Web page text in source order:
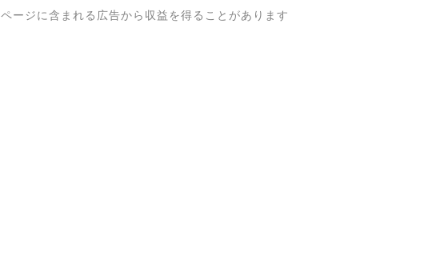
ページに含まれる広告から収益を得ることがあります